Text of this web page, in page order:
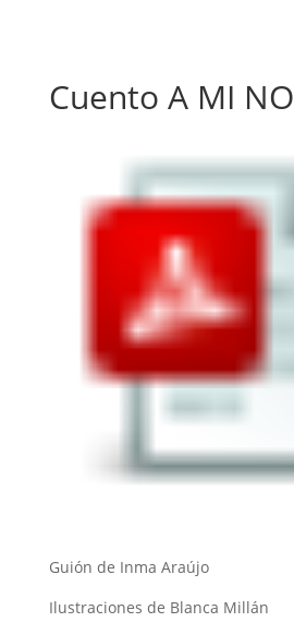
Cuento A MI NO
Guión de Inma Araújo
Ilustraciones de Blanca Millán